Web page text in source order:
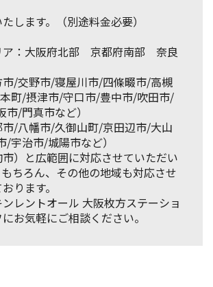
します。（別途料金必要）
ア：大阪府北部 京都府南部 奈良
市/交野市/寝屋川市/四條畷市/高槻
町/摂津市/守口市/豊中市/吹田市/
/門真市など）
/八幡市/久御山町/京田辺市/大山
/宇治市/城陽市など）
）と広範囲に対応させていただい
ちろん、その他の地域も対応させ
ります。
レントオール 大阪枚方ステーショ
お気軽にご相談ください。